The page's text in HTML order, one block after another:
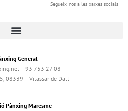
Segueix-nos a les xarxes socials
General
– 93 753 27 08
08339 – Vilassar de Dalt
Pànxing Maresme